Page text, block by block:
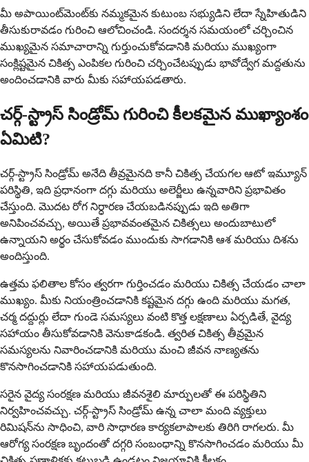
మీ అపాయింట్‌మెంట్‌కు నమ్మకమైన కుటుంబ సభ్యుడిని లేదా స్నేహితుడిని
తీసుకురావడం గురించి ఆలోచించండి. సందర్శన సమయంలో చర్చించిన
ముఖ్యమైన సమాచారాన్ని గుర్తుంచుకోవడానికి మరియు ముఖ్యంగా
సంక్లిష్టమైన చికిత్స ఎంపికల గురించి చర్చించేటప్పుడు భావోద్వేగ మద్దతును
అందించడానికి వారు మీకు సహాయపడతారు.
చర్గ్-స్ట్రాస్ సిండ్రోమ్ గురించి కీలకమైన ముఖ్యాంశం
ఏమిటి?
చర్గ్-స్ట్రాస్ సిండ్రోమ్ అనేది తీవ్రమైనది కానీ చికిత్స చేయగల ఆటో ఇమ్యూన్
పరిస్థితి, ఇది ప్రధానంగా దగ్గు మరియు అలెర్జీలు ఉన్నవారిని ప్రభావితం
చేస్తుంది. మొదట రోగ నిర్ధారణ చేయబడినప్పుడు ఇది అతిగా
అనిపించవచ్చు, అయితే ప్రభావవంతమైన చికిత్సలు అందుబాటులో
ఉన్నాయని అర్థం చేసుకోవడం ముందుకు సాగడానికి ఆశ మరియు దిశను
అందిస్తుంది.
ఉత్తమ ఫలితాల కోసం త్వరగా గుర్తించడం మరియు చికిత్స చేయడం చాలా
ముఖ్యం. మీకు నియంత్రించడానికి కష్టమైన దగ్గు ఉంది మరియు మగత,
చర్మ దద్దుర్లు లేదా గుండె సమస్యలు వంటి కొత్త లక్షణాలు ఏర్పడితే, వైద్య
సహాయం తీసుకోవడానికి వెనుకాడకండి. త్వరిత చికిత్స తీవ్రమైన
సమస్యలను నివారించడానికి మరియు మంచి జీవన నాణ్యతను
కొనసాగించడానికి సహాయపడుతుంది.
సరైన వైద్య సంరక్షణ మరియు జీవనశైలి మార్పులతో ఈ పరిస్థితిని
నిర్వహించవచ్చు. చర్గ్-స్ట్రాస్ సిండ్రోమ్ ఉన్న చాలా మంది వ్యక్తులు
రిమిషన్‌ను సాధించి, వారి సాధారణ కార్యకలాపాలకు తిరిగి రాగలరు. మీ
ఆరోగ్య సంరక్షణ బృందంతో దగ్గరి సంబంధాన్ని కొనసాగించడం మరియు మీ